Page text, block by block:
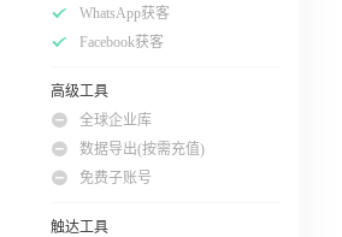
WhatsApp获客
Facebook获客
高级工具
全球企业库
数据导出(按需充值)
免费子账号
触达工具